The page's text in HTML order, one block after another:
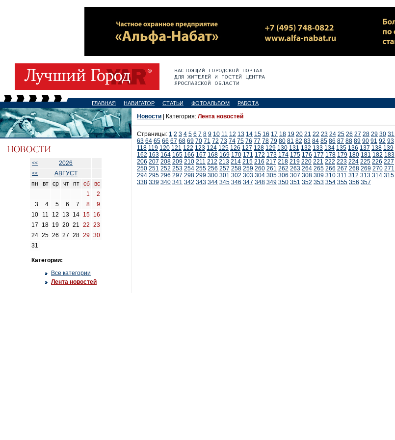
ГЛАВНАЯ НАВИГАТОР СТАТЬИ ФОТОАЛЬБОМ РАБОТА
<< 2026
<<
АВГУСТ
пн
вт ср чт пт сб
вс
1
2
3
4 5 6 7 8
9
10
11 12 13 14 15 16
17
18 19 20 21 22 23
24 25 26 27 28 29 30
31
Категории:
Все категории
Лента новостей
Новости | Категория: Лента новостей
Страницы: 1 2 3 4 5 6 7 8 9 10 11 12 13 14 15 16 17 18 19 20 21 22 23 24 25 26 27 28 29 30 31
63 64 65 66 67 68 69 70 71 72 73 74 75 76 77 78 79 80 81 82 83 84 85 86 87 88 89 90 91 92 93
118 119 120 121 122 123 124 125 126 127 128 129 130 131 132 133 134 135 136 137 138 139
162 163 164 165 166 167 168 169 170 171 172 173 174 175 176 177 178 179 180 181 182 183
206 207 208 209 210 211 212 213 214 215 216 217 218 219 220 221 222 223 224 225 226 227
250 251 252 253 254 255 256 257 258 259 260 261 262 263 264 265 266 267 268 269 270 271
294 295 296 297 298 299 300 301 302 303 304 305 306 307 308 309 310 311 312 313 314 315
338 339 340 341 342 343 344 345 346 347 348 349 350 351 352 353 354 355 356 357